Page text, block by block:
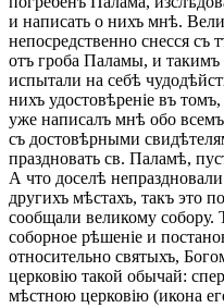
и написать о нихъ мнѣ.
непосредственно снесся съ
отъ гроба Паламы, и такимъ
испытали на себѣ
нихъ удостовѣреніе въ
уже написалъ мнѣ обо
съ достовѣрными
праздновать св. Паламѣ,
А что доселѣ
другихъ мѣстахъ, такъ это
сообщали великому собору.
соборное рѣшеніе и
относительно святыхъ,
церковію такой обычай:
мѣстною церковію (икона